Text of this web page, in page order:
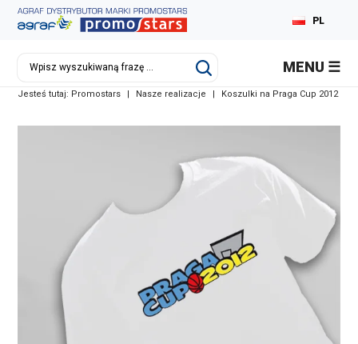
PL
MENU
Jesteś tutaj: Promostars | Nasze realizacje | Koszulki na Praga Cup 2012